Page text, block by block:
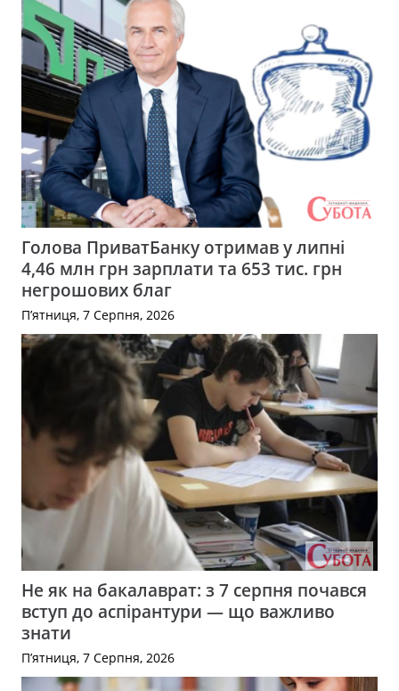
Голова ПриватБанку отримав у липні
4,46 млн грн зарплати та 653 тис. грн
негрошових благ
П’ятниця, 7 Серпня, 2026
Не як на бакалаврат: з 7 серпня почався
вступ до аспірантури — що важливо
знати
П’ятниця, 7 Серпня, 2026